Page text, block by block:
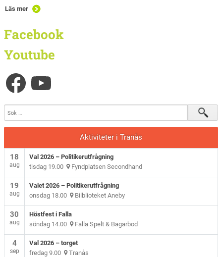
Läs mer
Facebook
Youtube
Aktiviteter i Tranås
18
aug
Val 2026 – Politikerutfrågning
tisdag 19.00 Fyndplatsen Secondhand
19
aug
Valet 2026 – Politikerutfrågning
onsdag 18.00 Bilblioteket Aneby
30
aug
Höstfest i Falla
söndag 14.00 Falla Spelt & Bagarbod
4
sep
Val 2026 – torget
fredag 9.00 Tranås